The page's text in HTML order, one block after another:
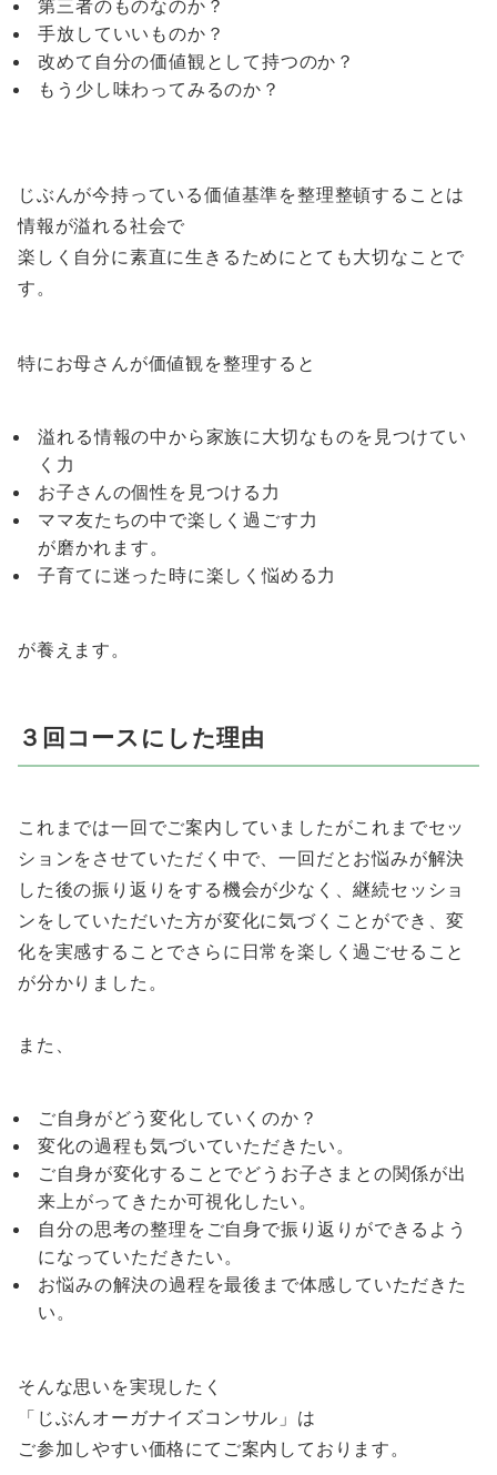
第三者のものなのか？
手放していいものか？
改めて自分の価値観として持つのか？
もう少し味わってみるのか？
じぶんが今持っている価値基準を整理整頓することは
情報が溢れる社会で
楽しく自分に素直に生きるためにとても大切なことで
す。
特にお母さんが価値観を整理すると
溢れる情報の中から家族に大切なものを見つけてい
く力
お子さんの個性を見つける力
ママ友たちの中で楽しく過ごす力
が磨かれます。
子育てに迷った時に楽しく悩める力
が養えます。
３回コースにした理由
これまでは一回でご案内していましたがこれまでセッ
ションをさせていただく中で、一回だとお悩みが解決
した後の振り返りをする機会が少なく、継続セッショ
ンをしていただいた方が変化に気づくことができ、変
化を実感することでさらに日常を楽しく過ごせること
が分かりました。
また、
ご自身がどう変化していくのか？
変化の過程も気づいていただきたい。
ご自身が変化することでどうお子さまとの関係が出
来上がってきたか可視化したい。
自分の思考の整理をご自身で振り返りができるよう
になっていただきたい。
お悩みの解決の過程を最後まで体感していただきた
い。
そんな思いを実現したく
「じぶんオーガナイズコンサル」は
ご参加しやすい価格にてご案内しております。